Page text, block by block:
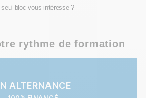
seul bloc vous intéresse ?
rythme de formation
ALTERNANCE